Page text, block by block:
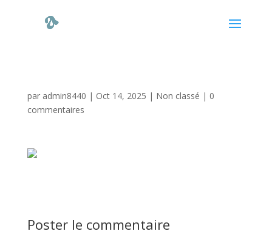
par admin8440 | Oct 14, 2025 | Non classé | 0
commentaires
Poster le commentaire